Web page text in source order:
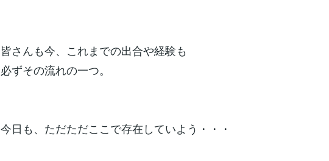
皆さんも今、これまでの出合や経験も
必ずその流れの一つ。
今日も、ただただここで存在していよう・・・